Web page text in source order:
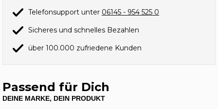
Telefonsupport unter 06145 - 954 525 0
Sicheres und schnelles Bezahlen
über 100.000 zufriedene Kunden
Passend für Dich
DEINE MARKE, DEIN PRODUKT